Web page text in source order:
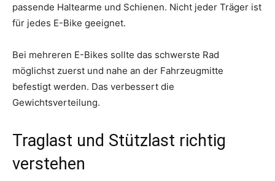
passende Haltearme und Schienen. Nicht jeder Träger ist
für jedes E-Bike geeignet.
Bei mehreren E-Bikes sollte das schwerste Rad
möglichst zuerst und nahe an der Fahrzeugmitte
befestigt werden. Das verbessert die
Gewichtsverteilung.
Traglast und Stützlast richtig
verstehen